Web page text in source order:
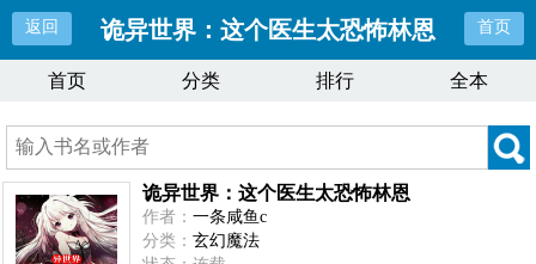
返回 诡异世界：这个医生太恐怖林恩 首页
首页 分类 排行 全本
诡异世界：这个医生太恐怖林恩
作者：一条咸鱼c
分类：玄幻魔法